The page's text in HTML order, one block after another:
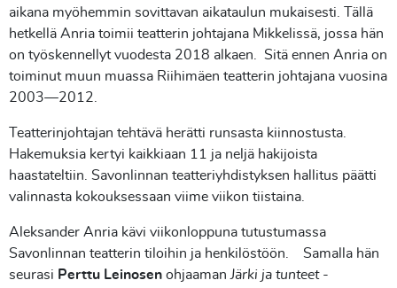
aikana myöhemmin sovittavan aikataulun mukaisesti. Tällä
hetkellä Anria toimii teatterin johtajana Mikkelissä, jossa hän
on työskennellyt vuodesta 2018 alkaen. Sitä ennen Anria on
toiminut muun muassa Riihimäen teatterin johtajana vuosina
2003—2012.
Teatterinjohtajan tehtävä herätti runsasta kiinnostusta.
Hakemuksia kertyi kaikkiaan 11 ja neljä hakijoista
haastateltiin. Savonlinnan teatteriyhdistyksen hallitus päätti
valinnasta kokouksessaan viime viikon tiistaina.
Aleksander Anria kävi viikonloppuna tutustumassa
Savonlinnan teatterin tiloihin ja henkilöstöön. Samalla hän
seurasi Perttu Leinosen ohjaaman Järki ja tunteet -